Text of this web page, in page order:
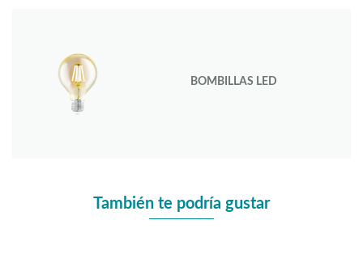
BOMBILLAS LED
También te podría gustar